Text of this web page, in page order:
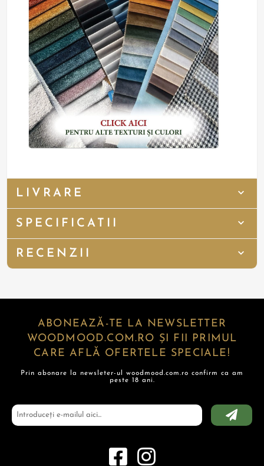
LIVRARE
SPECIFICATII
RECENZII
ABONEAZĂ-TE LA NEWSLETTER
WOODMOOD.COM.RO ȘI FII PRIMUL
CARE AFLĂ OFERTELE SPECIALE!
Prin abonare la newsleter-ul woodmood.com.ro confirm ca am
peste 18 ani.